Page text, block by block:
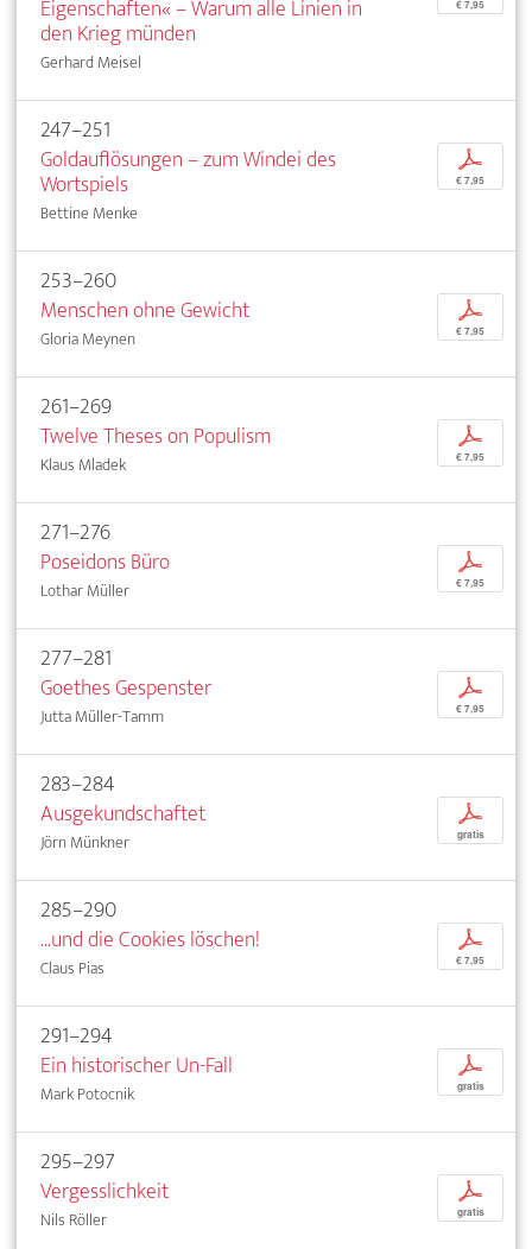
Eigenschaften« – Warum alle Linien in
den Krieg münden
Gerhard Meisel
€ 7,95
247–251
Goldauflösungen – zum Windei des
Wortspiels
Bettine Menke
p
€ 7,95
253–260
Menschen ohne Gewicht
Gloria Meynen
p
€ 7,95
261–269
Twelve Theses on Populism
Klaus Mladek
p
€ 7,95
271–276
Poseidons Büro
Lothar Müller
p
€ 7,95
277–281
Goethes Gespenster
Jutta Müller-Tamm
p
€ 7,95
283–284
Ausgekundschaftet
Jörn Münkner
p
gratis
285–290
...und die Cookies löschen!
Claus Pias
p
€ 7,95
291–294
Ein historischer Un-Fall
Mark Potocnik
p
gratis
295–297
Vergesslichkeit
Nils Röller
p
gratis